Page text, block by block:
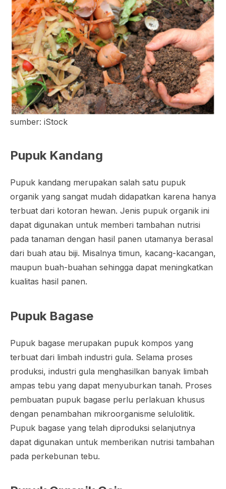
sumber: iStock
Pupuk Kandang
Pupuk kandang merupakan salah satu pupuk
organik yang sangat mudah didapatkan karena hanya
terbuat dari kotoran hewan. Jenis pupuk organik ini
dapat digunakan untuk memberi tambahan nutrisi
pada tanaman dengan hasil panen utamanya berasal
dari buah atau biji. Misalnya timun, kacang-kacangan,
maupun buah-buahan sehingga dapat meningkatkan
kualitas hasil panen.
Pupuk Bagase
Pupuk bagase merupakan pupuk kompos yang
terbuat dari limbah industri gula. Selama proses
produksi, industri gula menghasilkan banyak limbah
ampas tebu yang dapat menyuburkan tanah. Proses
pembuatan pupuk bagase perlu perlakuan khusus
dengan penambahan mikroorganisme selulolitik.
Pupuk bagase yang telah diproduksi selanjutnya
dapat digunakan untuk memberikan nutrisi tambahan
pada perkebunan tebu.